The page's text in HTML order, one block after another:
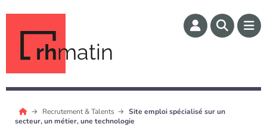
rhmatin
Recrutement & Talents
Site emploi spécialisé sur un
secteur, un métier, une technologie